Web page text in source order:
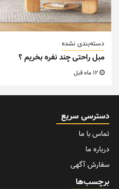
دسته‌بندی نشده
مبل راحتی چند نفره بخریم ؟
دسترسی سریع
تماس با ما
درباره ما
سفارش آگهی
برچسب‌ها